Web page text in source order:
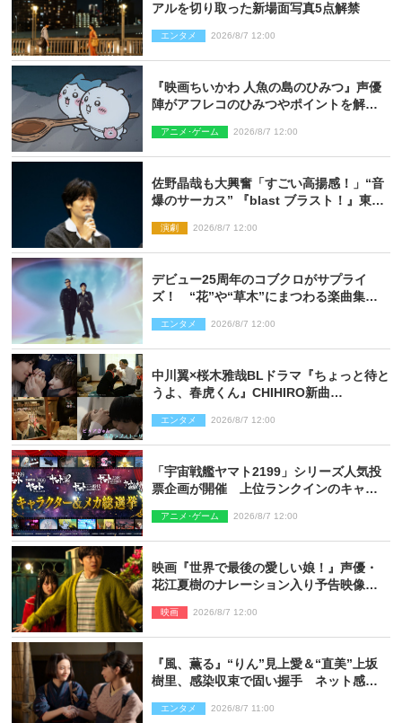
アルを切り取った新場面写真5点解禁
エンタメ 2026/8/7 12:00
『映画ちいかわ 人魚の島のひみつ』声優
陣がアフレコのひみつやポイントを解
アニメ･ゲーム 2026/8/7 12:00
佐野晶哉も大興奮「すごい高揚感！」“音
爆のサーカス” 『blast ブラスト！』東京
演劇 2026/8/7 12:00
デビュー25周年のコブクロがサプライ
ズ！ “花”や“草木”にまつわる楽曲集め
信リリース
エンタメ 2026/8/7 12:00
中川翼×桜木雅哉BLドラマ『ちょっと待と
うよ、春虎くん』CHIHIRO新曲
エンタメ 2026/8/7 12:00
「宇宙戦艦ヤマト2199」シリーズ人気投
票企画が開催 上位ランクインのキャラ
を制作
アニメ･ゲーム 2026/8/7 12:00
映画『世界で最後の愛しい娘！』声優・
花江夏樹のナレーション入り予告映像解
い！」
映画 2026/8/7 12:00
『風、薫る』“りん”見上愛＆“直美”上坂
樹里、感染収束で固い握手 ネット感動
エンタメ 2026/8/7 11:00